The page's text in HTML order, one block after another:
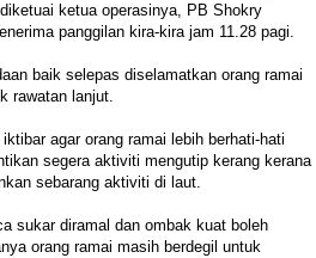
ketua operasinya, PB Shokry
panggilan kira-kira jam 11.28 pagi.
baik selepas diselamatkan orang ramai
rawatan lanjut.
agar orang ramai lebih berhati-hati
segera aktiviti mengutip kerang kerana
sebarang aktiviti di laut.
sukar diramal dan ombak kuat boleh
orang ramai masih berdegil untuk